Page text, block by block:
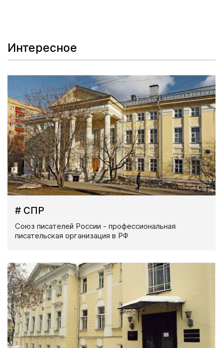
Интересное
# СПР
Союз писателей России - профессиональная
писательская организация в РФ